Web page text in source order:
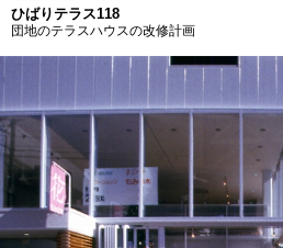
ひばりテラス118
団地のテラスハウスの改修計画